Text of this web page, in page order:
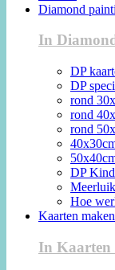
Diamond
In
DP
DP
rond
rond
rond
DP
Hoe
Kaarten maken
In Kaarten